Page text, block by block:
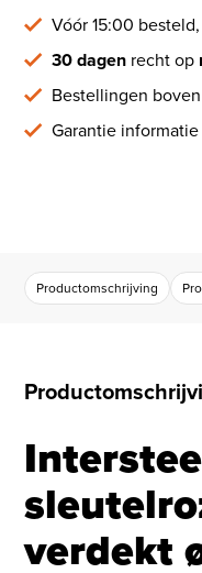
Vóór 15:00
30 dagen recht op
Bestellingen
Garantie informatie
Productomschrijving
verdekt